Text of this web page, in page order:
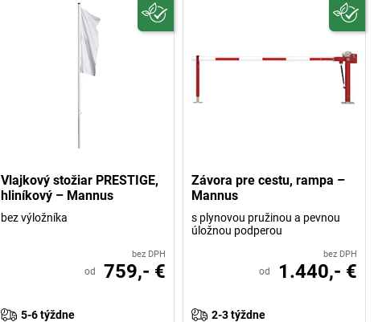
Vlajkový stožiar PRESTIGE,
hliníkový – Mannus
bez výložníka
bez DPH
od 759,- €
5-6 týždne
Závora pre cestu, rampa –
Mannus
s plynovou pružinou a pevnou
úložnou podperou
bez DPH
od 1.440,- €
2-3 týždne